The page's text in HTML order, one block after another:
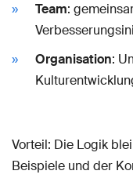
Team:
Organisation:
Vorteil: Die Logik
Beispiele und der